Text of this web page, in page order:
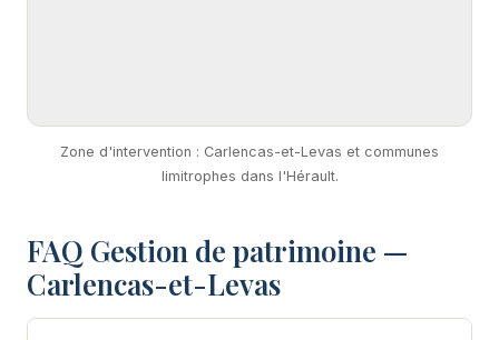
Zone d'intervention : Carlencas-et-Levas et communes
limitrophes dans l'Hérault.
FAQ Gestion de patrimoine —
Carlencas-et-Levas